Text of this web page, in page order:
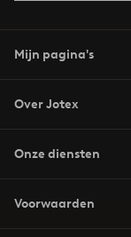
Mijn pagina's
Over Jotex
Onze diensten
Voorwaarden